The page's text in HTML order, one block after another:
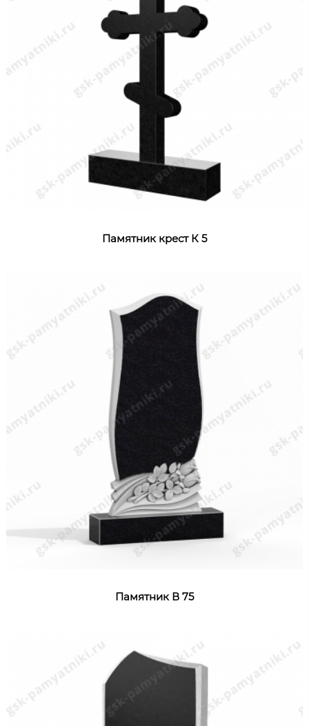
Памятник крест К 5
Памятник В 75